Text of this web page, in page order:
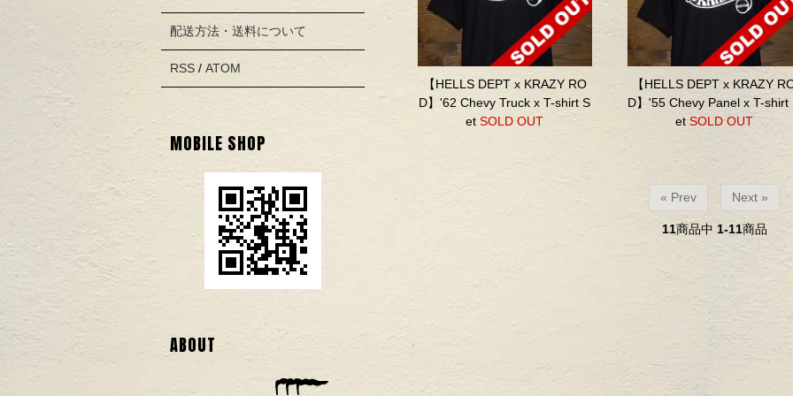
【HELLS DEPT x KRAZY RO
D】'62 Chevy Truck x T-shirt S
et SOLD OUT
【HELLS DEPT x KRAZY
D】'55 Chevy Panel x T-shirt
et SOLD OUT
« Prev Next »
11商品中 1-11商品
配送方法・送料について
RSS / ATOM
MOBILE SHOP
ABOUT